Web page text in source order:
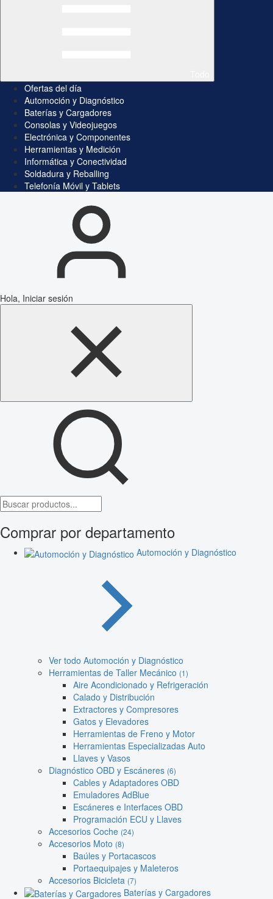
Ofertas del día
Automoción y Diagnóstico
Baterías y Cargadores
Consolas y Videojuegos
Electrónica y Componentes
Herramientas y Medición
Informática y Conectividad
Soldadura y Reballing
Telefonía Móvil y Tablets
Hola, Iniciar sesión
Comprar por departamento
Automoción y Diagnóstico
Ver todo Automoción y Diagnóstico
Herramientas de Taller Mecánico (1)
Aire Acondicionado y Refrigeración
Calado y Distribución
Extractores y Compresores
Gatos y Elevadores
Herramientas de Freno y Motor
Herramientas Especializadas Auto
Llaves y Vasos
Diagnóstico OBD y Escáneres (6)
Cables y Adaptadores OBD
Emuladores AdBlue
Escáneres e Interfaces OBD
Programación ECU y Llaves
Accesorios Coche (24)
Accesorios Moto (8)
Baúles y Portacascos
Portaequipajes y Maleteros
Accesorios Bicicleta (7)
Baterías y Cargadores